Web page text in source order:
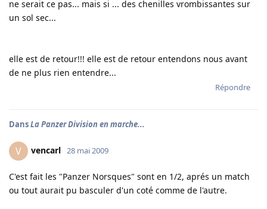
ne serait ce pas... mais si ... des chenilles vrombissantes sur
un sol sec...
elle est de retour!!! elle est de retour entendons nous avant
de ne plus rien entendre...
Répondre
DansLa Panzer Division en marche...
V vencarl 28 mai 2009
C'est fait les "Panzer Norsques" sont en 1/2, aprés un match
ou tout aurait pu basculer d'un coté comme de l'autre.